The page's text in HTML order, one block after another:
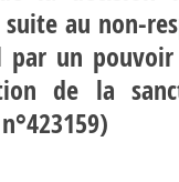
suite au non-
par un
de la